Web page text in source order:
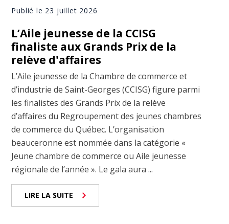
Publié le 23 juillet 2026
L’Aile jeunesse de la CCISG
finaliste aux Grands Prix de la
relève d'affaires
L’Aile jeunesse de la Chambre de commerce et
d’industrie de Saint-Georges (CCISG) figure parmi
les finalistes des Grands Prix de la relève
d’affaires du Regroupement des jeunes chambres
de commerce du Québec. L’organisation
beauceronne est nommée dans la catégorie «
Jeune chambre de commerce ou Aile jeunesse
régionale de l’année ». Le gala aura ...
LIRE LA SUITE